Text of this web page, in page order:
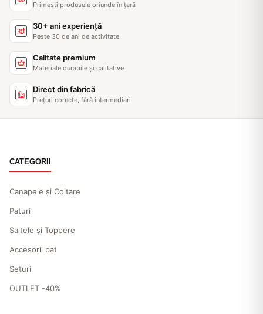
Primești produsele oriunde în țară
30+ ani experiență
Peste 30 de ani de activitate
Calitate premium
Materiale durabile și calitative
Direct din fabrică
Prețuri corecte, fără intermediari
CATEGORII
Canapele și Coltare
Paturi
Saltele și Toppere
Accesorii pat
Seturi
OUTLET -40%